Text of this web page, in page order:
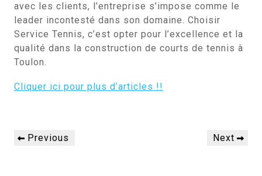
avec les clients, l’entreprise s’impose comme le
leader incontesté dans son domaine. Choisir
Service Tennis, c’est opter pour l’excellence et la
qualité dans la construction de courts de tennis à
Toulon.
Cliquer ici pour plus d’articles !!
Navigation
dePrevious
Previous
Next
Next